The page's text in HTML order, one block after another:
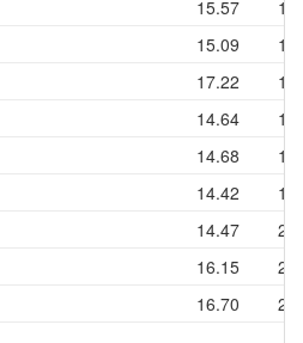
15.57
15.09
17.22
14.64
14.68
14.42
14.47
16.15
16.70